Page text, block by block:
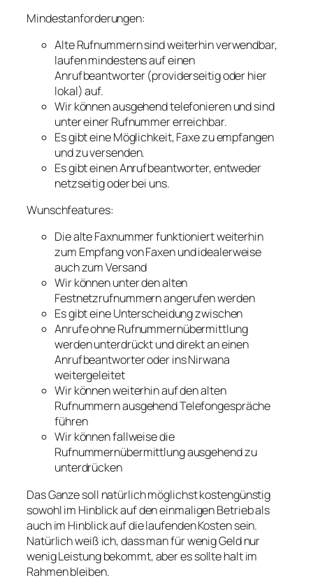
Mindestanforderungen:
Alte Rufnummern sind weiterhin verwendbar,
laufen mindestens auf einen
Anrufbeantworter (providerseitig oder hier
lokal) auf.
Wir können ausgehend telefonieren und sind
unter einer Rufnummer erreichbar.
Es gibt eine Möglichkeit, Faxe zu empfangen
und zu versenden.
Es gibt einen Anrufbeantworter, entweder
netzseitig oder bei uns.
Wunschfeatures:
Die alte Faxnummer funktioniert weiterhin
zum Empfang von Faxen und idealerweise
auch zum Versand
Wir können unter den alten
Festnetzrufnummern angerufen werden
Es gibt eine Unterscheidung zwischen
Anrufe ohne Rufnummernübermittlung
werden unterdrückt und direkt an einen
Anrufbeantworter oder ins Nirwana
weitergeleitet
Wir können weiterhin auf den alten
Rufnummern ausgehend Telefongespräche
führen
Wir können fallweise die
Rufnummernübermittlung ausgehend zu
unterdrücken
Das Ganze soll natürlich möglichst kostengünstig
sowohl im Hinblick auf den einmaligen Betrieb als
auch im Hinblick auf die laufenden Kosten sein.
Natürlich weiß ich, dass man für wenig Geld nur
wenig Leistung bekommt, aber es sollte halt im
Rahmen bleiben.